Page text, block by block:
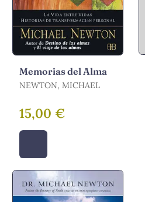
Memorias del Alma
NEWTON, MICHAEL
15,00 €